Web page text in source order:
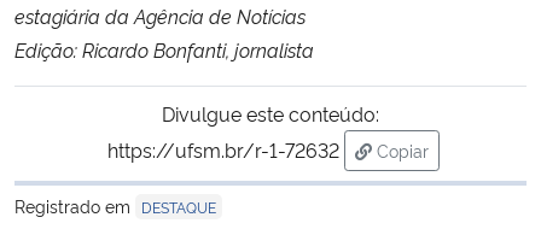
estagiária da Agência de Notícias
Edição: Ricardo Bonfanti, jornalista
Divulgue este conteúdo:
https://ufsm.br/r-1-72632
Copiar
para área de
Registrado em
DESTAQUE